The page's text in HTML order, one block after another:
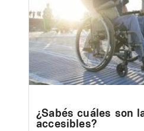
¿Sabés cuáles son
accesibles?